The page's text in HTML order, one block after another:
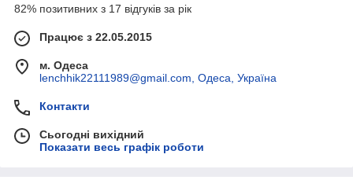
82% позитивних з 17 відгуків за рік
Працює з 22.05.2015
м. Одеса
lenchhik22111989@gmail.com, Одеса, Україна
Контакти
Сьогодні вихідний
Показати весь графік роботи